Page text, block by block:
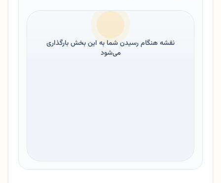
نقشه هنگام رسیدن شما به این بخش بارگذاری
می‌شود